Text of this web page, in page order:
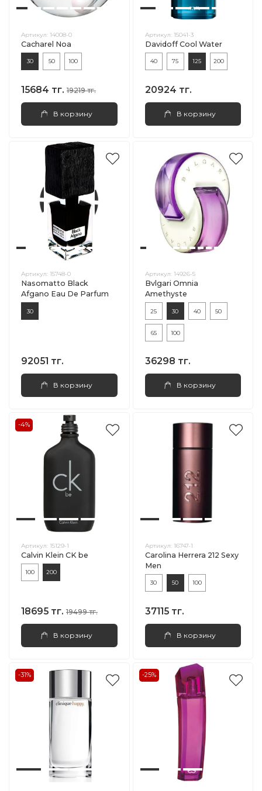
Артикул: 14008-0
Cacharel Noa
30 50 100
15684 тг. 19219 тг.
В корзину
Артикул: 15041-3
Davidoff Cool Water
40 75 125 200
20924 тг.
В корзину
Артикул: 15748-0
Nasomatto Black
Afgano Eau De Parfum
30
92051 тг.
В корзину
Артикул: 14926-5
Bvlgari Omnia
Amethyste
25 30 40 50
65 100
36298 тг.
В корзину
-4%
Артикул: 15129-1
Calvin Klein CK be
100 200
18695 тг. 19499 тг.
В корзину
Артикул: 16747-1
Carolina Herrera 212 Sexy
Men
30 50 100
37115 тг.
В корзину
-31% -25%